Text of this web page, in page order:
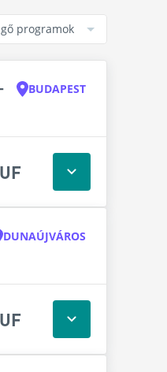
BUDAPEST
DUNAÚJVÁROS